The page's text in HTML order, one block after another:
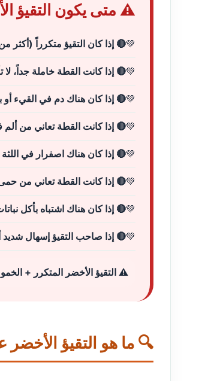
⚠️ متى يكون التقيؤ
🔴 إذا كان التقيؤ متكرراً (أكثر من 2-3 مرات في اليوم) ويستمر لأكثر من 12-24
🔴 إذا كانت القطة خاملة جداً،
🔴 إذا كان هناك دم في القيء
🔴 إذا كانت القطة تعاني من
🔴 إذا كان هناك اصفرار في
🔴 إذا كانت القطة تعاني من
🔴 إذا كان هناك اشتباه بأكل
🔴 إذا صاحب التقيؤ إسهال
⚠️ التقيؤ الأخضر المتكرر +
🔍 ما هو التقيؤ